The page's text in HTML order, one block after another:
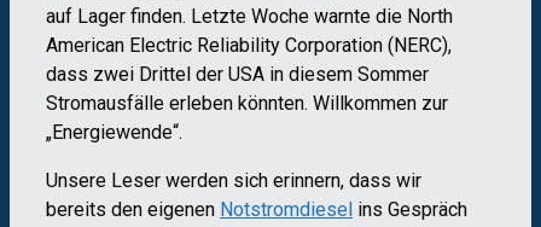
auf Lager finden. Letzte Woche warnte die North
American Electric Reliability Corporation (NERC),
dass zwei Drittel der USA in diesem Sommer
Stromausfälle erleben könnten. Willkommen zur
„Energiewende“.
Unsere Leser werden sich erinnern, dass wir
bereits den eigenen Notstromdiesel ins Gespräch